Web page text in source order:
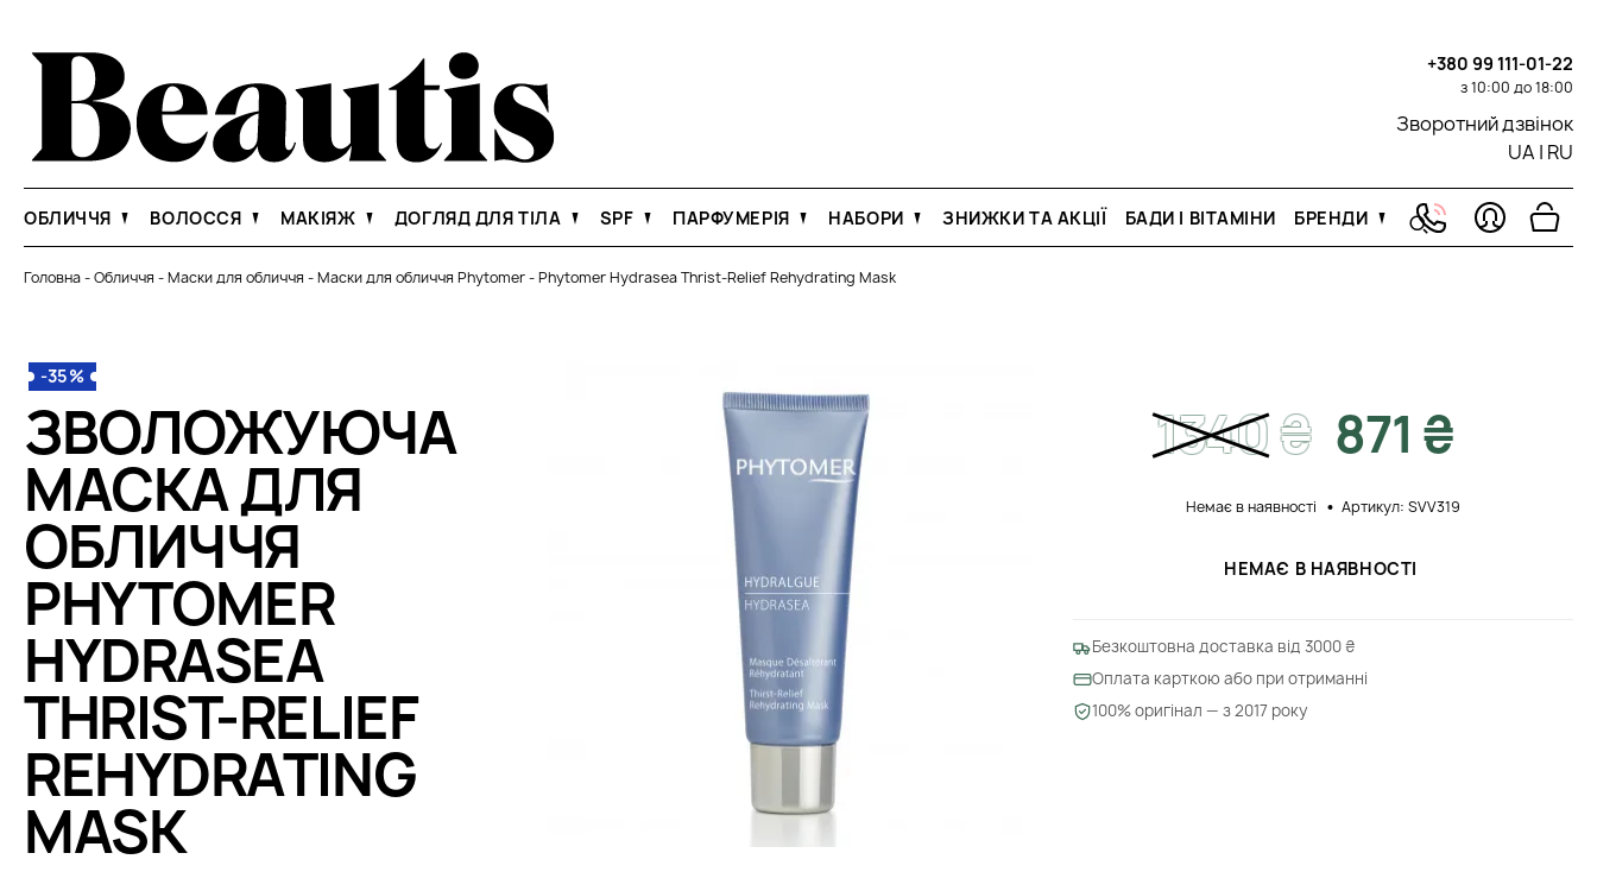
+380 99 111-01-22
з 10:00 до 18:00
Зворотний дзвінок
UA | RU
ОБЛИЧЧЯ ВОЛОССЯ МАКІЯЖ ДОГЛЯД ДЛЯ ТІЛА SPF ПАРФУМЕРІЯ НАБОРИ ЗНИЖКИ ТА АКЦІЇ БАДИ І ВІТАМІНИ БРЕНДИ
Головна-Обличчя -Маски для обличчя -Маски для обличчя Phytomer-Phytomer Hydrasea Thrist-Relief Rehydrating Mask
-35%
ЗВОЛОЖУЮЧА
МАСКА ДЛЯ
ОБЛИЧЧЯ
PHYTOMER
HYDRASEA
THRIST-RELIEF
REHYDRATING
MASK
1340₴ 871 ₴
Немає в наявності Артикул: SVV319
НЕМАЄ В НАЯВНОСТІ
Безкоштовна доставка від 3000 ₴
Оплата карткою або при отриманні
100% оригінал — з 2017 року